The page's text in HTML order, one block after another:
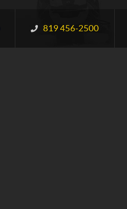
Information :
819 456-2500